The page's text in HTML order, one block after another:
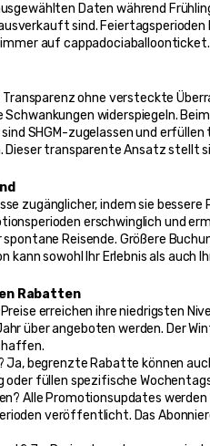
Daten während
sind.
auf
ohne versteckte
widerspiegeln.
SHGM-zugelassen und
transparente Ansatz stellt
zugänglicher, indem sie
erschwinglich und
Reisende. Größere
kann sowohl Ihr Erlebnis als
Rabatten
erreichen ihre niedrigsten
über angeboten werden. Der
Ja, begrenzte Rabatte können
füllen spezifische
Alle Promotionsupdates
veröffentlicht. Das